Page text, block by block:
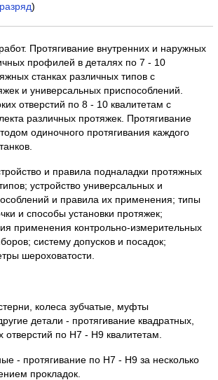
разряд)
Протягивание внутренних и наружных
профилей в деталях по 7 - 10
станках различных типов с
и универсальных приспособлений.
отверстий по 8 - 10 квалитетам с
различных протяжек. Протягивание
одиночного протягивания каждого
и правила подналадки протяжных
устройство универсальных и
и правила их применения; типы
и способы установки протяжек;
применения контрольно-измерительных
систему допусков и посадок;
шероховатости.
колеса зубчатые, муфты
детали - протягивание квадратных,
отверстий по Н7 - Н9 квалитетам.
- протягивание по Н7 - Н9 за несколько
прокладок.